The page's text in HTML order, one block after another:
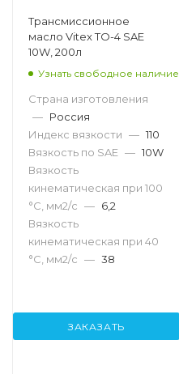
Трансмиссионное
масло Vitex TO-4 SAE
10W, 200л
Узнать свободное наличие
Страна изготовления
— Россия
Индекс вязкости — 110
Вязкость по SAE — 10W
Вязкость
кинематическая при 100
°С, мм2/с — 6,2
Вязкость
кинематическая при 40
°С, мм2/с — 38
ЗАКАЗАТЬ